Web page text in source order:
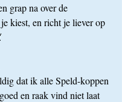
grap na over de
kiest, en richt je liever op
dat ik alle Speld-koppen
en raak vind niet laat